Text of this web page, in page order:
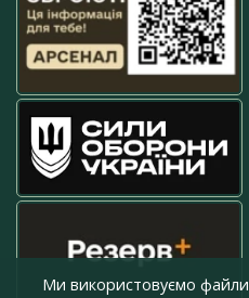
Ми використовуємо